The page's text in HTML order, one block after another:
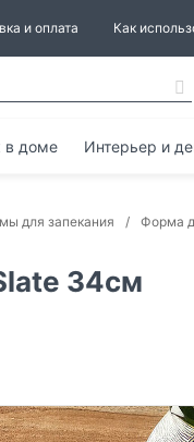
и оплата Как
в доме Интерьер и
для запекания Форма
34см